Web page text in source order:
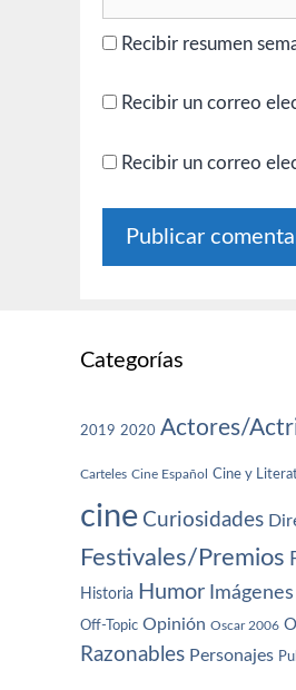
Recibir resumen
Recibir un correo
Recibir un correo
Categorías
2019 2020 Actores/
Carteles Cine Español Cine y
cine Curiosidades
Festivales/Premios
Historia Humor
Off-Topic Opinión Oscar 2006
Razonables Personajes